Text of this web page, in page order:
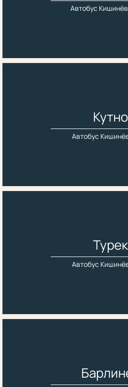
Автобус
Кутно
Автобус
Турек
Автобус